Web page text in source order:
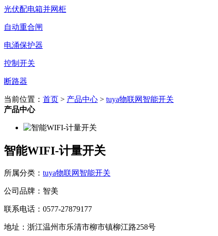
光伏配电箱并网柜
自动重合闸
电涌保护器
控制开关
断路器
当前位置： 首页 > 产品中心 > tuya物联网智能开关
产品中心
智能WIFI-计量开关
所属分类： tuya物联网智能开关
公司品牌：智美
联系电话：0577-27879177
地址：浙江温州市乐清市柳市镇柳江路258号